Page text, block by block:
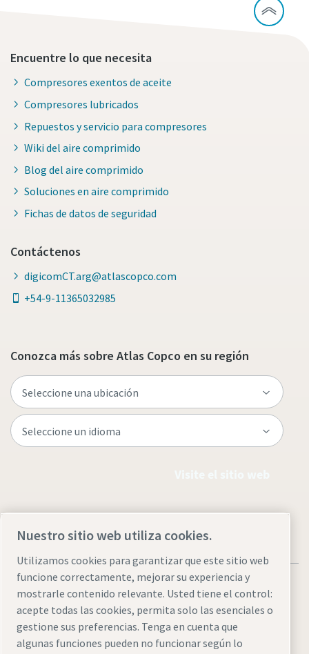
Encuentre lo que necesita
Compresores exentos de aceite
Compresores lubricados
Repuestos y servicio para compresores
Wiki del aire comprimido
Blog del aire comprimido
Soluciones en aire comprimido
Fichas de datos de seguridad
Contáctenos
digicomCT.arg@atlascopco.com
+54-9-11365032985
Conozca más sobre Atlas Copco en su región
Legal & Privacy NoticesAdministrar cookiesAccessibility
Nuestro sitio web utiliza cookies.
Utilizamos cookies para garantizar que este sitio web
funcione correctamente, mejorar su experiencia y
mostrarle contenido relevante. Usted tiene el control:
acepte todas las cookies, permita solo las esenciales o
gestione sus preferencias. Tenga en cuenta que
algunas funciones pueden no funcionar según lo